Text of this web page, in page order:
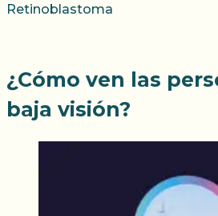
Retinoblastoma
¿Cómo ven las
baja visión?